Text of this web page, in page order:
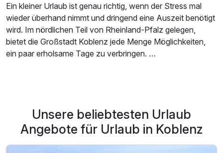
Ein kleiner Urlaub ist genau richtig, wenn der Stress mal
wieder überhand nimmt und dringend eine Auszeit benötigt
wird. Im nördlichen Teil von Rheinland-Pfalz gelegen,
bietet die Großstadt Koblenz jede Menge Möglichkeiten,
ein paar erholsame Tage zu verbringen.
Unterhaltungsprogramm aufwartet. Die Bauwerke von
Koblenz kann man im Alleingang besichtigen oder sich
einer der öffentlichen Stadtführungen anschließen, die zu
verschiedenen Themen angeboten werden. Je nachdem,
Unsere beliebtesten Urlaub
Angebote für Urlaub in Koblenz